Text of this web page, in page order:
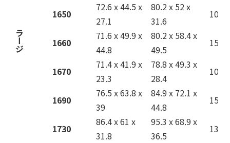
ラージ
1650
72.6 x 44.5 x
27.1
80.2 x 52 x
31.6
10.9
1660
71.6 x 49.9 x
44.8
80.2 x 58.4 x
49.5
15.5
1670
71.4 x 41.9 x
23.3
78.8 x 49.3 x
28.4
10.4
1690
76.5 x 63.8 x
39
84.9 x 72.1 x
44.8
15.4
1730
86.4 x 61 x
31.8
95.3 x 68.9 x
36.5
13.6